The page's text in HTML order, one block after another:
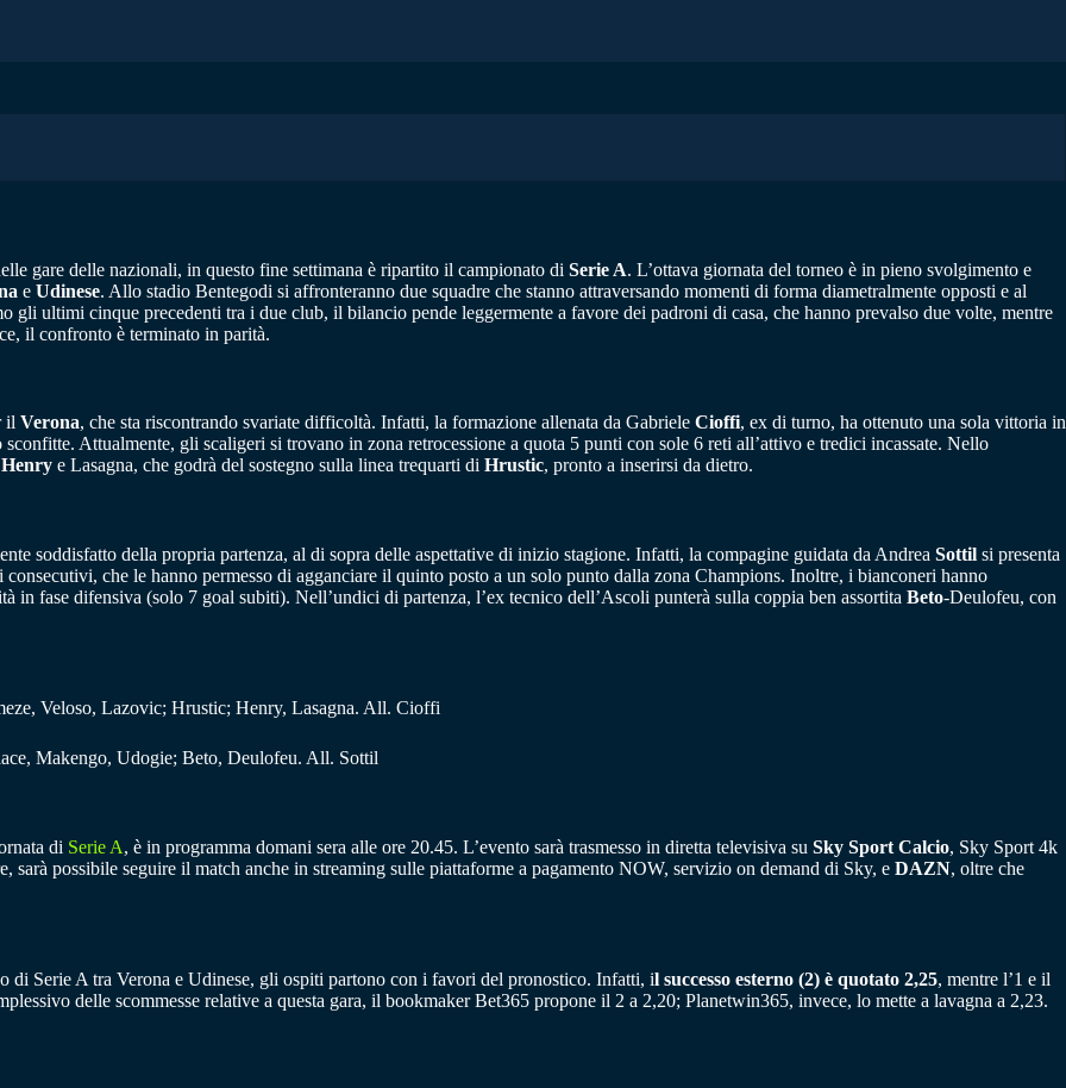
gare delle nazionali, in questo fine settimana è ripartito il campionato di Serie A. L’ottava giornata del torneo è in pieno svolgimento e
e Udinese. Allo stadio Bentegodi si affronteranno due squadre che stanno attraversando momenti di forma diametralmente opposti e al
gli ultimi cinque precedenti tra i due club, il bilancio pende leggermente a favore dei padroni di casa, che hanno prevalso due volte, mentre
il confronto è terminato in parità.
il Verona, che sta riscontrando svariate difficoltà. Infatti, la formazione allenata da Gabriele Cioffi, ex di turno, ha ottenuto una sola vittoria in
Attualmente, gli scaligeri si trovano in zona retrocessione a quota 5 punti con sole 6 reti all’attivo e tredici incassate. Nello
Henry e Lasagna, che godrà del sostegno sulla linea trequarti di Hrustic, pronto a inserirsi da dietro.
soddisfatto della propria partenza, al di sopra delle aspettative di inizio stagione. Infatti, la compagine guidata da Andrea Sottil si presenta
che le hanno permesso di agganciare il quinto posto a un solo punto dalla zona Champions. Inoltre, i bianconeri hanno
in fase difensiva (solo 7 goal subiti). Nell’undici di partenza, l’ex tecnico dell’Ascoli punterà sulla coppia ben assortita Beto-Deulofeu, con
Veloso, Lazovic; Hrustic; Henry, Lasagna. All. Cioffi
Makengo, Udogie; Beto, Deulofeu. All. Sottil
di Serie A, è in programma domani sera alle ore 20.45. L’evento sarà trasmesso in diretta televisiva su Sky Sport Calcio, Sky Sport 4k
possibile seguire il match anche in streaming sulle piattaforme a pagamento NOW, servizio on demand di Sky, e DAZN, oltre che
di Serie A tra Verona e Udinese, gli ospiti partono con i favori del pronostico. Infatti, il successo esterno (2) è quotato 2,25, mentre l’1 e il
delle scommesse relative a questa gara, il bookmaker Bet365 propone il 2 a 2,20; Planetwin365, invece, lo mette a lavagna a 2,23.